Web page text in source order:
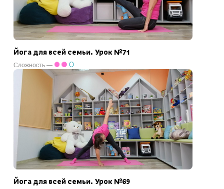
Йога для всей семьи. Урок №71
Сложность —
Йога для всей семьи. Урок №69